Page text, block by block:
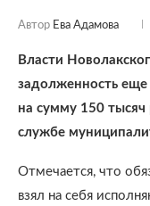
Автор Ева Адамова
Власти
задолженность
на сумму 150
службе
Отмечается, что
взял на себя